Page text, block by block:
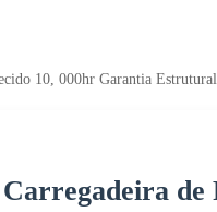
10, 000hr Garantia Estrutural
de